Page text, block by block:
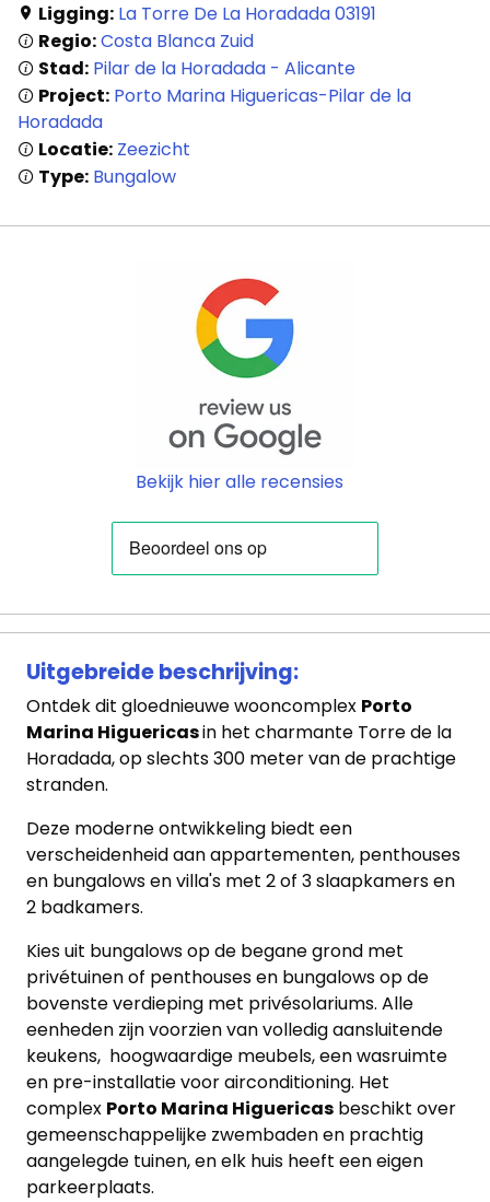
Ons
team
Ons
kantoor
Onze
werkwijze
Contacteer
ons
Blog
Cookies
Ligging: La Torre De La Horadada 03191
Regio:Costa Blanca Zuid
Stad: Pilar de la Horadada - Alicante
Project: Porto Marina Higuericas-Pilar de la
Horadada
Locatie: Zeezicht
Type: Bungalow
Bekijk hier alle recensies
Uitgebreide beschrijving:
Ontdek dit gloednieuwe wooncomplex Porto
Marina Higuericasin het charmante Torre de la
Horadada, op slechts 300 meter van de prachtige
stranden.
Deze moderne ontwikkeling biedt een
verscheidenheid aan appartementen, penthouses
en bungalows en villa's met 2 of 3 slaapkamers en
2 badkamers.
Kies uit bungalows op de begane grond met
privétuinen of penthouses en bungalows op de
bovenste verdieping met privésolariums. Alle
eenheden zijn voorzien van volledig aansluitende
keukens, hoogwaardige meubels, een wasruimte
en pre-installatie voor airconditioning. Het
complex Porto Marina Higuericas beschikt over
gemeenschappelijke zwembaden en prachtig
aangelegde tuinen, en elk huis heeft een eigen
parkeerplaats.